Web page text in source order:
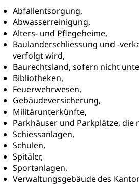
Abfallentsorgung,
Abwasserreinigung,
Alters- und Pflegeheime,
Baulanderschliessung und -
verfolgt wird,
Baurechtsland, sofern nicht
Bibliotheken,
Feuerwehrwesen,
Gebäudeversicherung,
Militärunterkünfte,
Parkhäuser und Parkplätze,
Schiessanlagen,
Schulen,
Spitäler,
Sportanlagen,
Verwaltungsgebäude des
Reisepass, Identitätskarte
Nationalität, Staatsangehörigkeit,
Einbürgerungsverfahren
Einbürgerungen
Geburt
Geburtsurkunde, Geburtsschein,
Familienzulagen (WAS Luzern)
Kinder und Jugendliche
Mündigkeit, Kindesschutz,
Kinder- und Jugendförderung
Pflege / Pflegeheim
Hauspflege, spitalexterne Pflege, Spitex
Betreuende Angehörige
Religion
Kirche, Gottesdienst, Seelsorge,